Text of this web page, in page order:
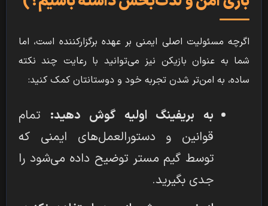
اگرچه مسئولیت اصلی ایمنی بر عهده برگزارکننده است، اما
شما به عنوان بازیکن نیز می‌توانید با رعایت چند نکته
ساده، به امن‌تر شدن تجربه خود و دوستانتان کمک کنید:
به بریفینگ اولیه گوش دهید:تمام
قوانین و دستورالعمل‌های ایمنی که
توسط گیم مستر توضیح داده می‌شود را
جدی بگیرید.